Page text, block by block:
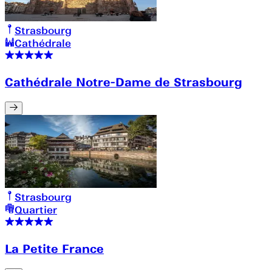
Strasbourg
Cathédrale
Cathédrale Notre-Dame de Strasbourg
Strasbourg
Quartier
La Petite France